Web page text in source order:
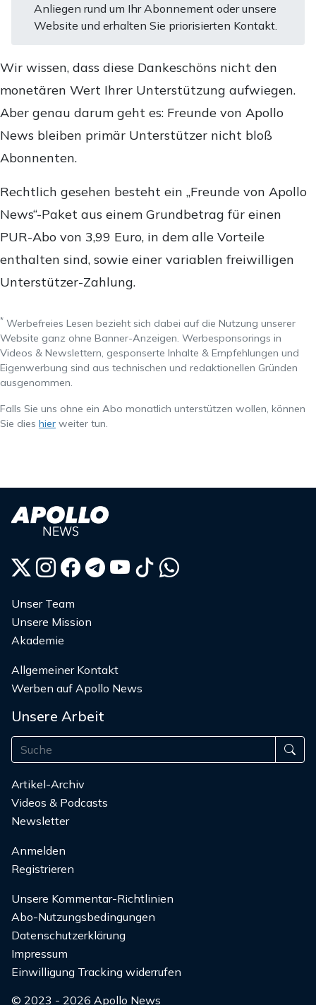
Anliegen rund um Ihr Abonnement oder unsere
Website und erhalten Sie priorisierten Kontakt.
Wir wissen, dass diese Dankeschöns nicht den
monetären Wert Ihrer Unterstützung aufwiegen.
Aber genau darum geht es: Freunde von Apollo
News bleiben primär Unterstützer nicht bloß
Abonnenten.
Rechtlich gesehen besteht ein „Freunde von Apollo
News“-Paket aus einem Grundbetrag für einen
PUR-Abo von 3,99 Euro, in dem alle Vorteile
enthalten sind, sowie einer variablen freiwilligen
Unterstützer-Zahlung.
* Werbefreies Lesen bezieht sich dabei auf die Nutzung unserer
Website ganz ohne Banner-Anzeigen. Werbesponsorings in
Videos & Newslettern, gesponserte Inhalte & Empfehlungen und
Eigenwerbung sind aus technischen und redaktionellen Gründen
ausgenommen.
Falls Sie uns ohne ein Abo monatlich unterstützen wollen, können
Sie dies hier weiter tun.
Unser Team
Unsere Mission
Akademie
Allgemeiner Kontakt
Werben auf Apollo News
Unsere Arbeit
Artikel-Archiv
Videos & Podcasts
Newsletter
Anmelden
Registrieren
Unsere Kommentar-Richtlinien
Abo-Nutzungsbedingungen
Datenschutzerklärung
Impressum
Einwilligung Tracking widerrufen
© 2023 - 2026 Apollo News